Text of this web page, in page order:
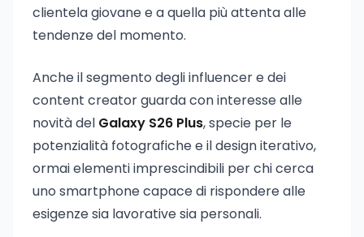
clientela giovane e a quella più attenta alle
tendenze del momento.
Anche il segmento degli influencer e dei
content creator guarda con interesse alle
novità del Galaxy S26 Plus, specie per le
potenzialità fotografiche e il design iterativo,
ormai elementi imprescindibili per chi cerca
uno smartphone capace di rispondere alle
esigenze sia lavorative sia personali.